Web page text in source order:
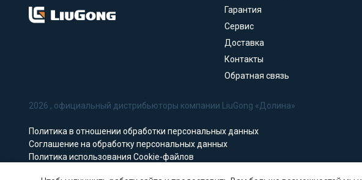
Гарантия
Сервис
Доставка
Контакты
Обратная связь
2026 , официальный дистрибьюторы компании LiuGong «Долина»
Политика в отношении обработки персональных данных
Соглашение на обработку персональных данных
Политика использования Cookie-файлов